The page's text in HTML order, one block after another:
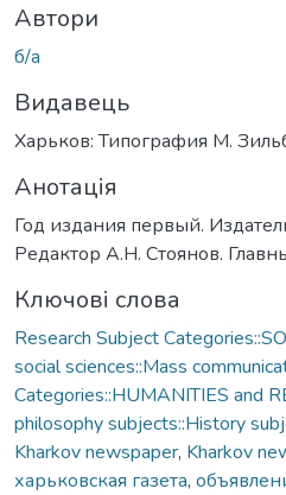
Автори
б/а
Видавець
Харьков: Типография М.
Анотація
Год издания первый.
Редактор А.Н. Стоянов.
Ключові слова
Research Subject
social sciences::Mass
Categories::HUMANITIES and
philosophy subjects::History
Kharkov newspaper, Kharkov
харьковская газета,